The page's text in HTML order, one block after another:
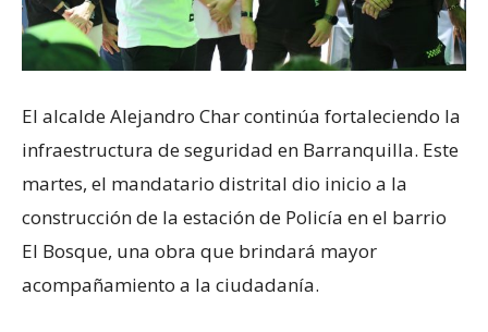
El alcalde Alejandro Char continúa fortaleciendo la
infraestructura de seguridad en Barranquilla. Este
martes, el mandatario distrital dio inicio a la
construcción de la estación de Policía en el barrio
El Bosque, una obra que brindará mayor
acompañamiento a la ciudadanía.